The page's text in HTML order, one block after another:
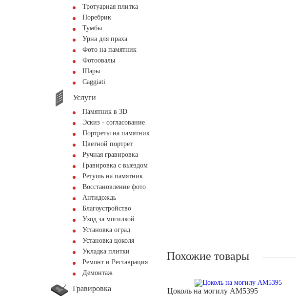
Тротуарная плитка
Поребрик
Тумбы
Урна для праха
Фото на памятник
Фотоовалы
Шары
Сaggiati
Услуги
Памятник в 3D
Эскиз - согласование
Портреты на памятник
Цветной портрет
Ручная гравировка
Гравировка с выездом
Ретушь на памятник
Восстановление фото
Антидождь
Благоустройство
Уход за могилкой
Установка оград
Установка цоколя
Укладка плитки
Ремонт и Реставрация
Демонтаж
Гравировка
Похожие товары
Цоколь на могилу AM5395